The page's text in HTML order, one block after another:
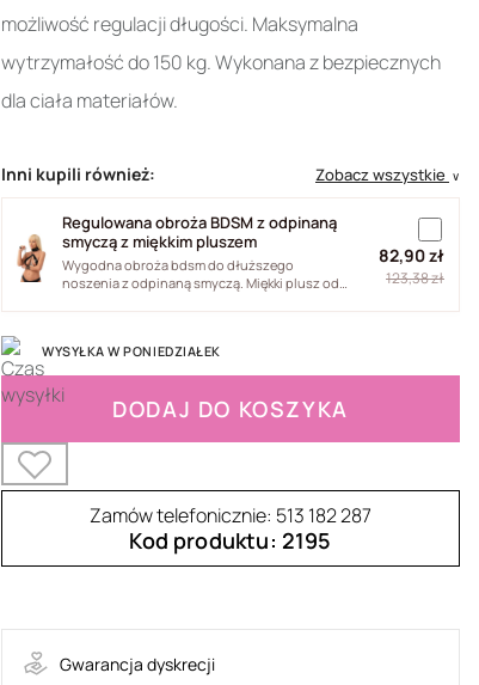
możliwość regulacji długości. Maksymalna
wytrzymałość do 150 kg. Wykonana z bezpiecznych
dla ciała materiałów.
Inni kupili również: Zobacz wszystkie ∨
Regulowana obroża BDSM z odpinaną
smyczą z miękkim pluszem
Wygodna obroża bdsm do dłuższego
noszenia z odpinaną smyczą. Miękki plusz od
82,90 zł
123,38 zł
WYSYŁKA W PONIEDZIAŁEK
DODAJ DO KOSZYKA
Zamów telefonicznie: 513 182 287
Kod produktu: 2195
Gwarancja dyskrecji